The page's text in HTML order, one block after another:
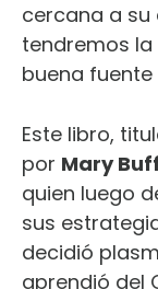
cercana a su
tendremos
buena
Este libro,
por Mary
quien luego
sus
decidió
aprendió del